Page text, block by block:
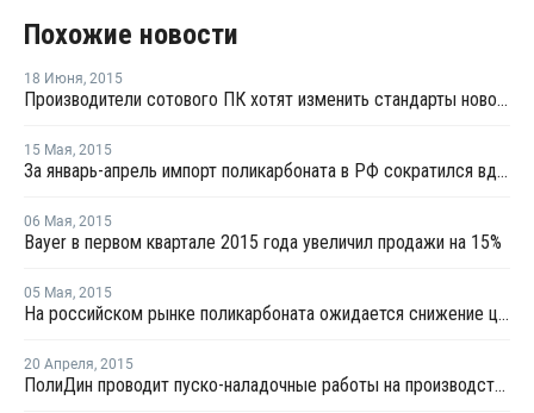
Похожие новости
18 Июня, 2015
Производители сотового ПК хотят изменить стандарты нового ГОСТа
15 Мая, 2015
За январь-апрель импорт поликарбоната в РФ сократился вдвое
06 Мая, 2015
Bayer в первом квартале 2015 года увеличил продажи на 15%
05 Мая, 2015
На российском рынке поликарбоната ожидается снижение цен
20 Апреля, 2015
ПолиДин проводит пуско-наладочные работы на производстве сотового ПК